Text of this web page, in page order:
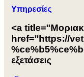
Υπηρεσίες
<a
href="https://
εξετάσεις